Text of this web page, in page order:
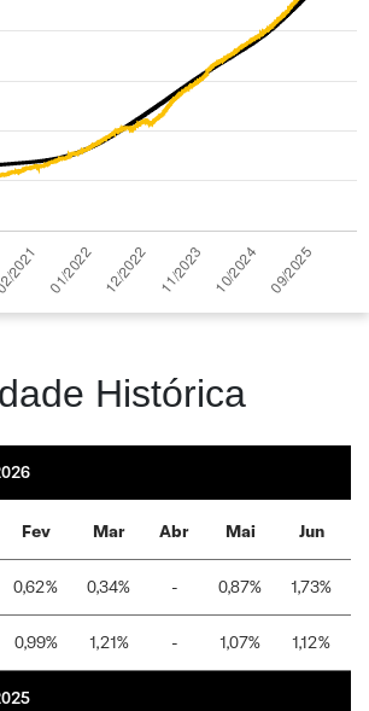
Histórica
Fev Mar Abr Mai Jun
0,62% 0,34% - 0,87% 1,73%
0,99% 1,21% - 1,07% 1,12%